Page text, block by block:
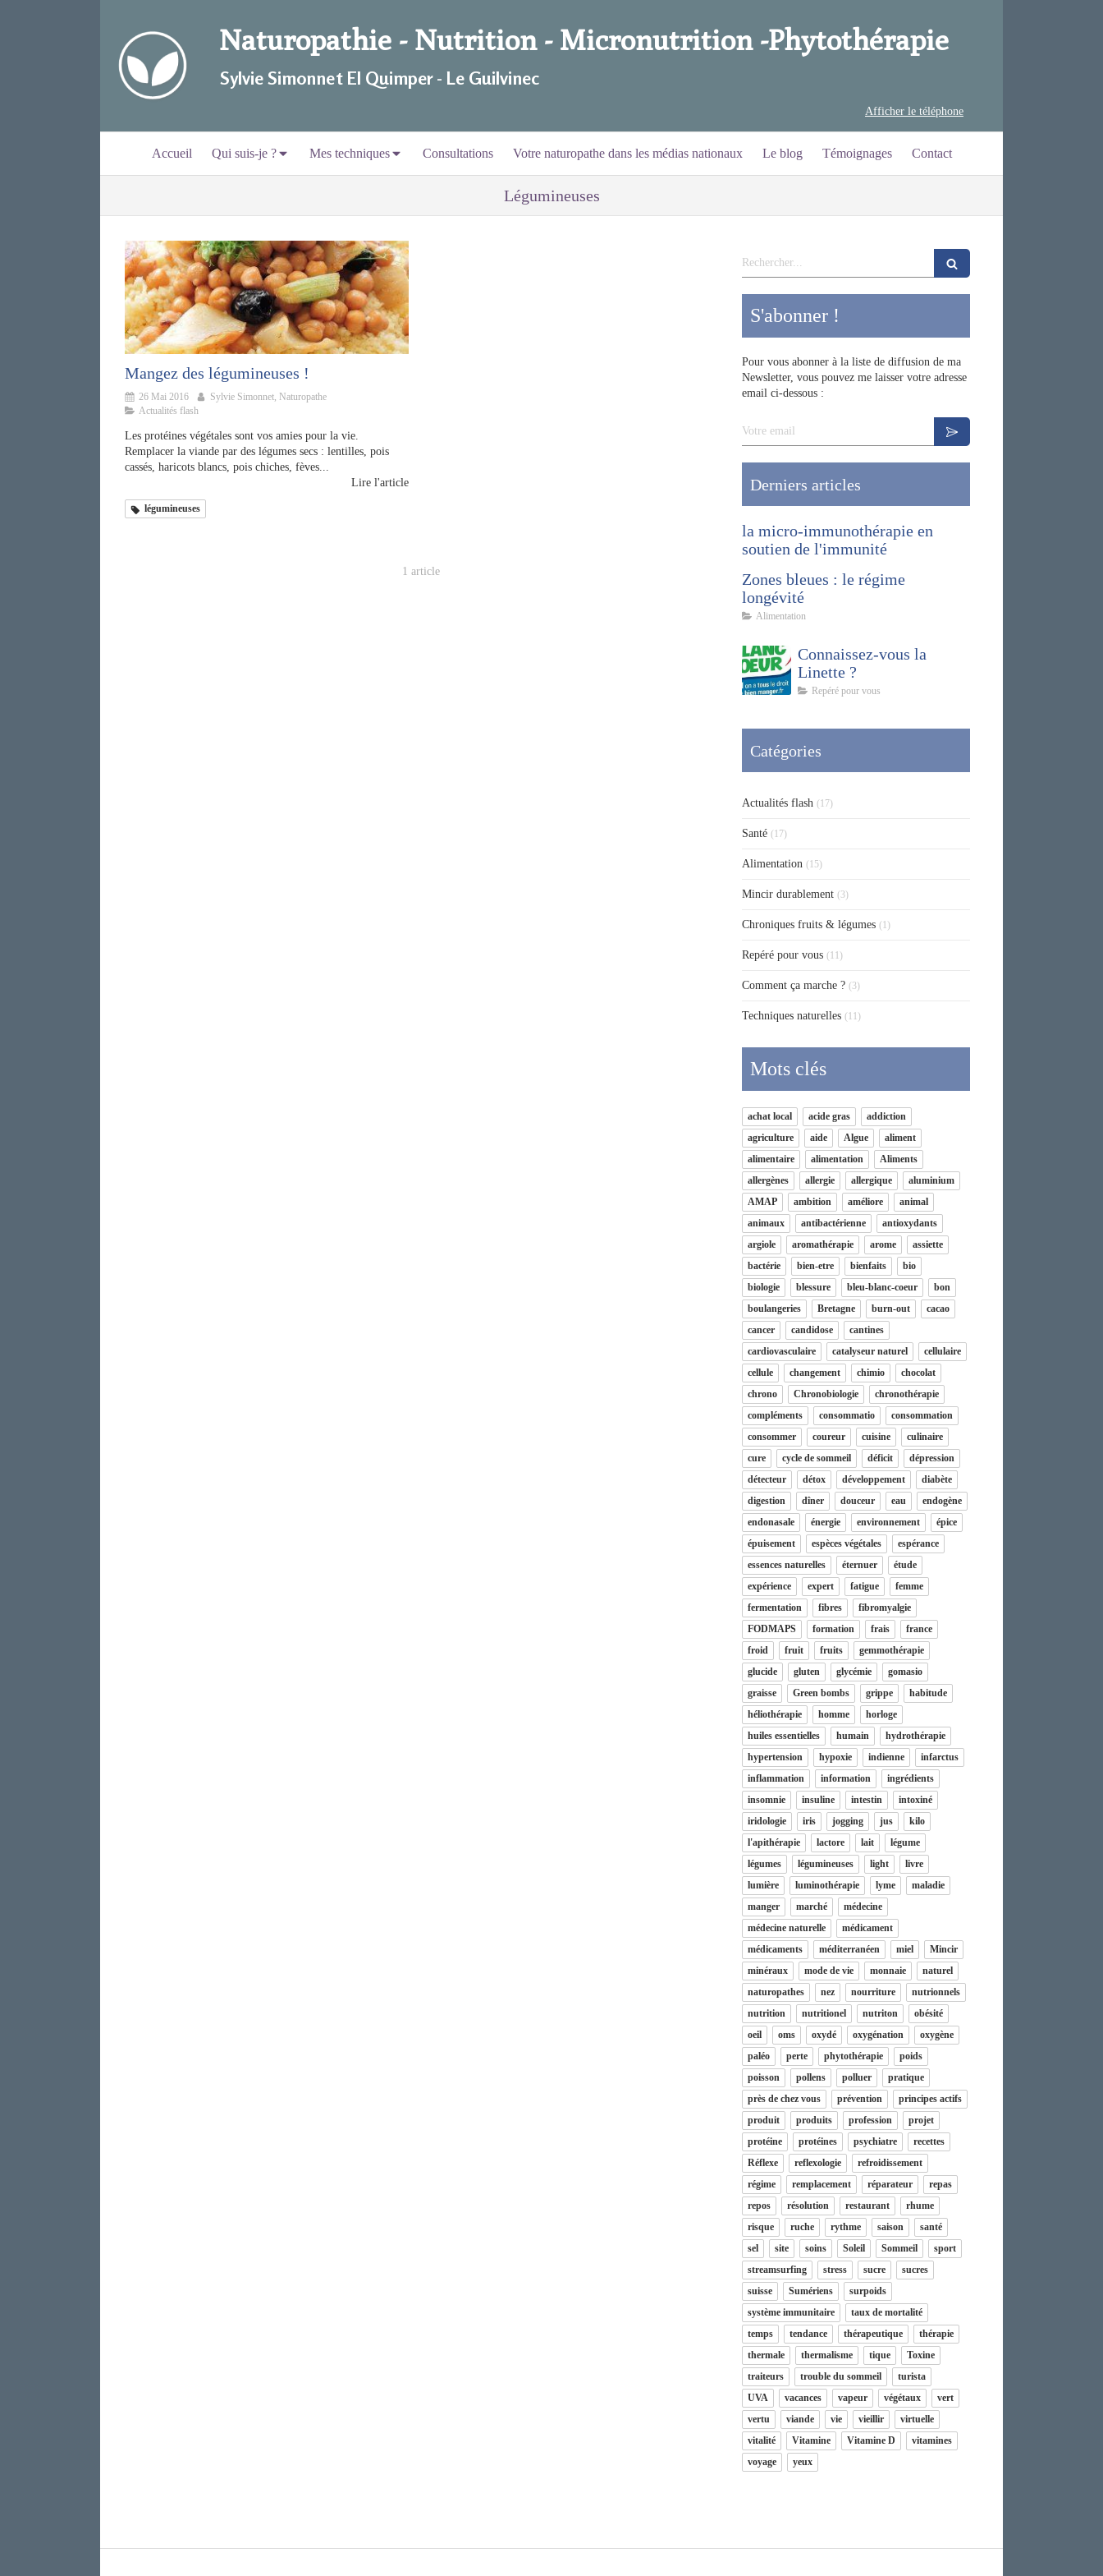
Naturopathie - Nutrition - Micronutrition -Phytothérapie
Sylvie Simonnet EI Quimper - Le Guilvinec
Afficher le téléphone
Accueil Qui suis-je ? Mes techniques Consultations Votre naturopathe dans les médias nationaux Le blog Témoignages Contact
Légumineuses
Mangez des légumineuses !
26 Mai 2016
Sylvie Simonnet, Naturopathe
Actualités flash
Les protéines végétales sont vos amies pour la vie.
Remplacer la viande par des légumes secs : lentilles, pois
cassés, haricots blancs, pois chiches, fèves...
Lire l'article
légumineuses
1 article
Rechercher
S'abonner !
Pour vous abonner à la liste de diffusion de ma
Newsletter, vous pouvez me laisser votre adresse
email ci-dessous :
Votre email
Derniers articles
la micro-immunothérapie en
soutien de l'immunité
Zones bleues : le régime
longévité
Alimentation
Connaissez-vous la
Linette ?
Repéré pour vous
Catégories
Actualités flash (17)
Santé (17)
Alimentation (15)
Mincir durablement (3)
Chroniques fruits & légumes (1)
Repéré pour vous (11)
Comment ça marche ? (3)
Techniques naturelles (11)
Mots clés
achat local acide gras
addiction
agriculture
aide Algue
aliment
alimentaire
alimentation
Aliments
allergènes
allergie allergique
aluminium
AMAP
ambition améliore
animal
animaux
antibactérienne
antioxydants
argiole
aromathérapie arome
assiette
bactérie
bien-etre bienfaits
bio
biologie
blessure bleu-blanc-coeur
bon
boulangeries
Bretagne burn-out
cacao
cancer
candidose
cantines
cardiovasculaire
catalyseur naturel
cellulaire
cellule
changement chimio
chocolat
chrono
Chronobiologie
chronothérapie
compléments
consommatio
consommation
consommer
coureur cuisine
culinaire
cure
cycle de sommeil déficit
dépression
détecteur
détox développement
diabète
digestion
dîner douceur eau
endogène
endonasale
énergie environnement
épice
épuisement
espèces végétales
espérance
essences naturelles
éternuer
étude
expérience
expert fatigue
femme
fermentation
fibres
fibromyalgie
FODMAPS
formation frais
france
froid
fruit fruits
gemmothérapie
glucide
gluten glycémie
gomasio
graisse
Green bombs grippe
habitude
héliothérapie
homme
horloge
huiles essentielles
humain
hydrothérapie
hypertension
hypoxie indienne
infarctus
inflammation
information
ingrédients
insomnie
insuline intestin
intoxiné
iridologie
iris jogging jus
kilo
l'apithérapie
lactore lait
légume
légumes
légumineuses light
livre
lumière
luminothérapie lyme
maladie
manger
marché
médecine
médecine naturelle
médicament
médicaments
méditerranéen miel
Mincir
minéraux
mode de vie monnaie
naturel
naturopathes
nez nourriture
nutrionnels
nutrition
nutritionel nutriton
obésité
oeil
oms oxydé oxygénation
oxygène
paléo
perte phytothérapie
poids
poisson
pollens polluer
pratique
près de chez vous
prévention
principes actifs
produit
produits profession
projet
protéine
protéines psychiatre
recettes
Réflexe
reflexologie
refroidissement
régime
remplacement réparateur
repas
repos
résolution restaurant
rhume
risque
ruche rythme saison
santé
sel
site soins Soleil Sommeil
sport
streamsurfing
stress sucre
sucres
suisse
Sumériens
surpoids
système immunitaire
taux de mortalité
temps
tendance thérapeutique
thérapie
thermale
thermalisme tique
Toxine
traiteurs
trouble du sommeil
turista
UVA
vacances vapeur végétaux
vert
vertu
viande vie vieillir
virtuelle
vitalité
Vitamine Vitamine D
vitamines
voyage
yeux